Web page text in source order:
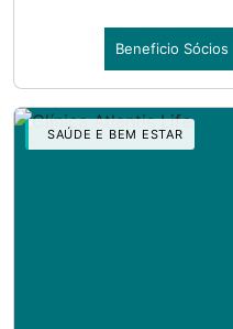
Beneficio Sócios
SAÚDE E BEM ESTAR